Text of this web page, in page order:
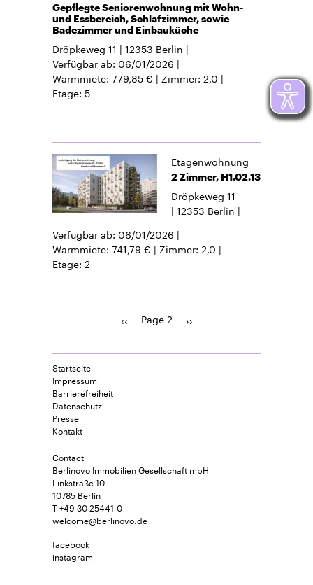
Gepflegte Seniorenwohnung mit Wohn-
und Essbereich, Schlafzimmer, sowie
Badezimmer und Einbauküche
Dröpkeweg 11 12353 Berlin
Verfügbar ab 06/01/2026
Warmmiete 779,85 € Zimmer 2,0
Etage 5
Etagenwohnung
2 Zimmer, H1.02.13
Dröpkeweg 11
12353 Berlin
Verfügbar ab 06/01/2026
Warmmiete 741,79 € Zimmer 2,0
Etage 2
Pagination
Previous
‹‹ Page 2 Next
››
Startseite
Impressum
Barrierefreiheit
Datenschutz
Presse
Kontakt
Contact
Berlinovo Immobilien Gesellschaft mbH
Linkstraße 10
10785 Berlin
T +49 30 25441-0
welcome@berlinovo.de
facebook
instagram